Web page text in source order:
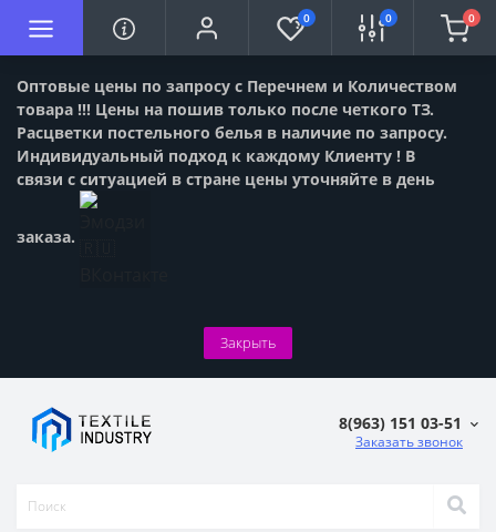
Оптовые цены по запросу с Перечнем и Количеством
товара !!! Цены на пошив только после четкого ТЗ.
Расцветки постельного белья в наличие по запросу.
Индивидуальный подход к каждому Клиенту ! В
связи с ситуацией в стране цены уточняйте в день
заказа.
Закрыть
0 0 0
8(963) 151 03-51
Заказать звонок